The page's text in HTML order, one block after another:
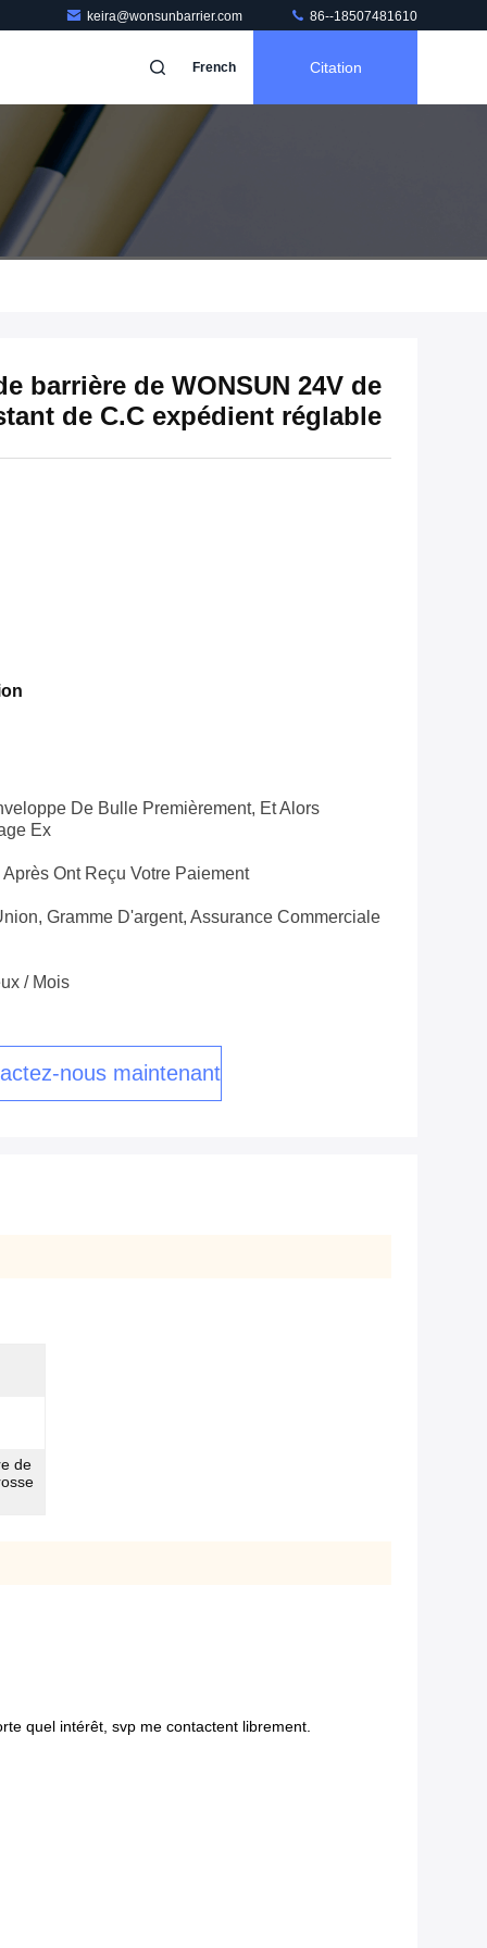
keira@wonsunbarrier.com 86--18507481610
French Citation
barrière de WONSUN 24V de
de C.C expédient réglable
De Bulle Premièrement, Et Alors
Ex
Ont Reçu Votre Paiement
Gramme D'argent, Assurance Commerciale
/ Mois
nous maintenant
de
quel intérêt, svp me contactent librement.